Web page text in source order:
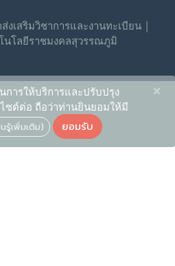
งเสริมวิชาการและงานทะเบียน |
นโลยีราชมงคลสุวรรณภูมิ
การให้บริการและปรับปรุง
ซต์ต่อ ถือว่าท่านยินยอมให้มี
นรู้เพิ่มเติม) ยอมรับ
×